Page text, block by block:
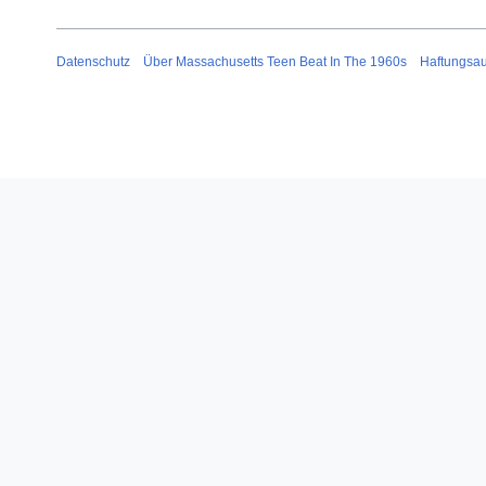
Datenschutz Über Massachusetts Teen Beat In The 1960s